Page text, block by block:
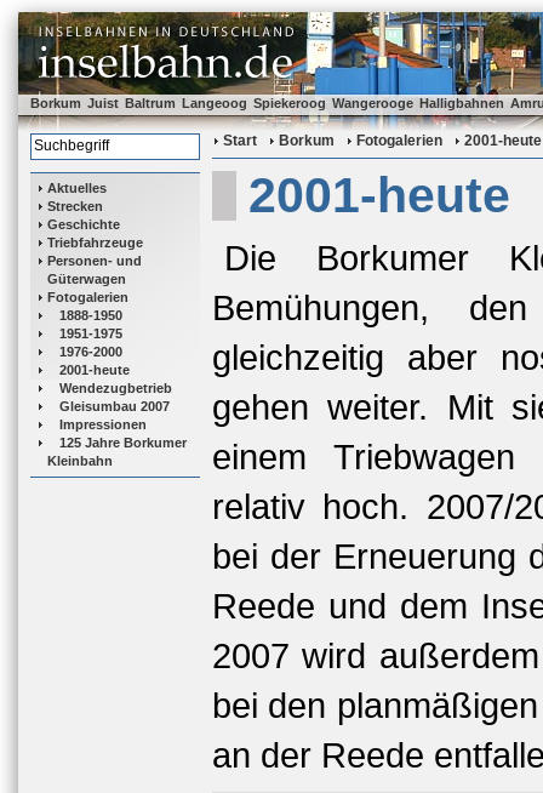
Borkum Juist Baltrum Langeoog Spiekeroog Wangerooge Halligbahnen
Aktuelles
Strecken
Geschichte
Triebfahrzeuge
Personen- und
Güterwagen
Fotogalerien
1888-1950
1951-1975
1976-2000
2001-heute
Wendezugbetrieb
Gleisumbau 2007
Impressionen
125 Jahre Borkumer
Kleinbahn
Start Borkum Fotogalerien 2001-heute
2001-heute
Die Borkumer
Bemühungen,
gleichzeitig aber
gehen weiter. Mit
einem
relativ hoch. 2007/
bei der Erneuerung
Reede und dem
2007 wird
bei den
an der Reede